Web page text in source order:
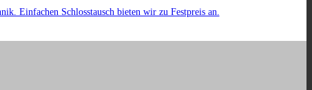
Einfachen Schlosstausch bieten wir zu Festpreis an.